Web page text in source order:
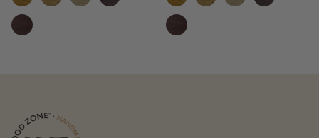
49.850,00 kr.